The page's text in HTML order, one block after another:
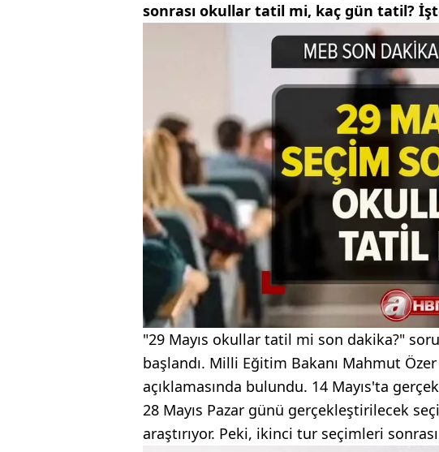
sonrası okullar tatil mi, kaç gün tatil?
"29 Mayıs okullar tatil mi son dakika?"
başlandı. Milli Eğitim Bakanı Mahmut
açıklamasında bulundu. 14 Mayıs'ta
28 Mayıs Pazar günü gerçekleştirilecek
araştırıyor. Peki, ikinci tur seçimleri